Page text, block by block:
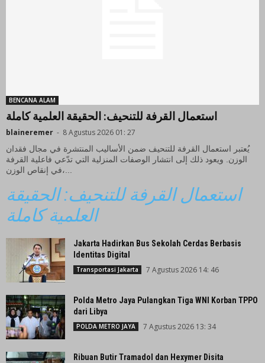
BENCANA ALAM
استعمال القرفة للتنحيف: الحقيقة العلمية كاملة
blaineremer - 8 Agustus 2026 01: 27
يُعتبر استعمال القرفة للتنحيف ضمن الأساليب المنتشرة في مجال فقدان
الوزن. ويعود ذلك إلى انتشار الوصفات المنزلية التي تدّعي فاعلية القرفة
في إنقاص الوزن،...
استعمال القرفة للتنحيف: الحقيقة
العلمية كاملة
Jakarta Hadirkan Bus Sekolah Cerdas Berbasis
Identitas Digital
Transportasi Jakarta 7 Agustus 2026 14: 46
Polda Metro Jaya Pulangkan Tiga WNI Korban TPPO
dari Libya
POLDA METRO JAYA 7 Agustus 2026 13: 34
Ribuan Butir Tramadol dan Hexymer Disita